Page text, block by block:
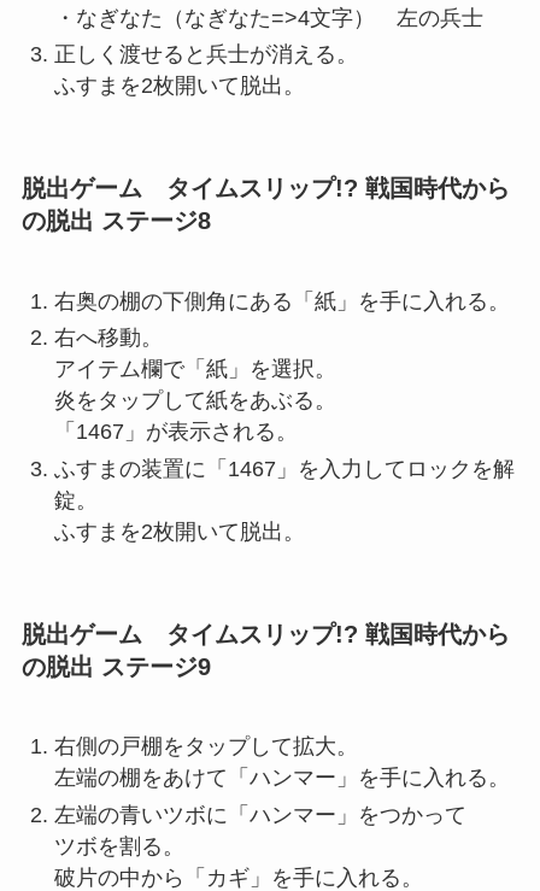
・なぎなた（なぎなた=>4文字） 左の兵士
正しく渡せると兵士が消える。
ふすまを2枚開いて脱出。
脱出ゲーム タイムスリップ!? 戦国時代から
の脱出 ステージ8
右奥の棚の下側角にある「紙」を手に入れる。
右へ移動。
アイテム欄で「紙」を選択。
炎をタップして紙をあぶる。
「1467」が表示される。
ふすまの装置に「1467」を入力してロックを解
錠。
ふすまを2枚開いて脱出。
脱出ゲーム タイムスリップ!? 戦国時代から
の脱出 ステージ9
右側の戸棚をタップして拡大。
左端の棚をあけて「ハンマー」を手に入れる。
左端の青いツボに「ハンマー」をつかって
ツボを割る。
破片の中から「カギ」を手に入れる。